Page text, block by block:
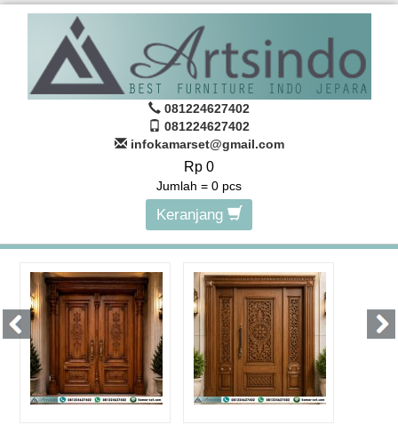
081224627402
081224627402
infokamarset@gmail.com
Rp 0
Jumlah = 0 pcs
Keranjang